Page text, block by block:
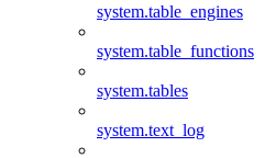
system.table_engines
system.table_functions
system.tables
system.text_log